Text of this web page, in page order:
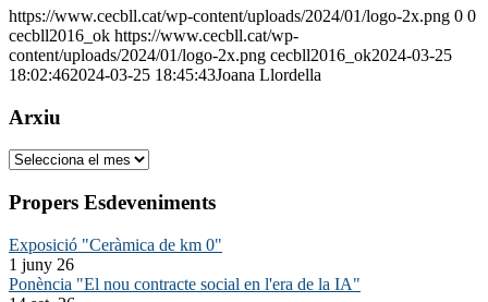
https://www.cecbll.cat/wp-content/uploads/2024/01/logo-2x.png 0 0
cecbll2016_ok https://www.cecbll.cat/wp-
content/uploads/2024/01/logo-2x.png cecbll2016_ok2024-03-25
18:02:462024-03-25 18:45:43Joana Llordella
Arxiu
Arxiu
Propers Esdeveniments
Exposició "Ceràmica de km 0"
1 juny 26
Ponència "El nou contracte social en l'era de la IA"